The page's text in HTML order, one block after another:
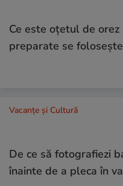
Ce este oțetul de orez
preparate se folosește
Vacanțe și Cultură
De ce să fotografiezi
înainte de a pleca în